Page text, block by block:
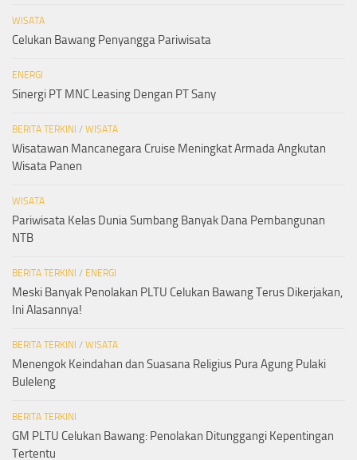
WISATA
Celukan Bawang Penyangga Pariwisata
ENERGI
Sinergi PT MNC Leasing Dengan PT Sany
BERITA TERKINI / WISATA
Wisatawan Mancanegara Cruise Meningkat Armada Angkutan
Wisata Panen
WISATA
Pariwisata Kelas Dunia Sumbang Banyak Dana Pembangunan
NTB
BERITA TERKINI / ENERGI
Meski Banyak Penolakan PLTU Celukan Bawang Terus Dikerjakan,
Ini Alasannya!
BERITA TERKINI / WISATA
Menengok Keindahan dan Suasana Religius Pura Agung Pulaki
Buleleng
BERITA TERKINI
GM PLTU Celukan Bawang: Penolakan Ditunggangi Kepentingan
Tertentu